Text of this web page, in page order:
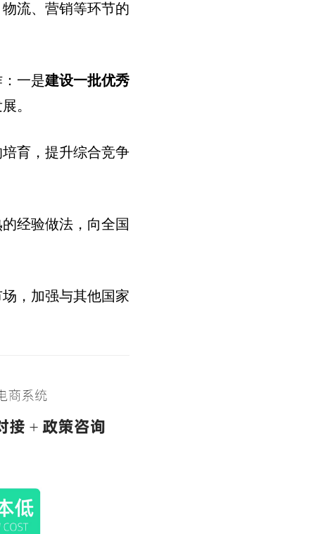
流、营销等环节的
一是建设一批优秀
。
育，提升综合竞争
经验做法，向全国
，加强与其他国家